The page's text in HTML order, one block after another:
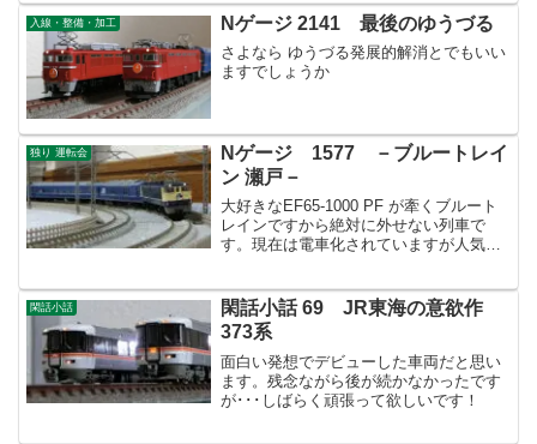
入線・整備・加工 Nゲージ 2141 最後のゆうづる
さよなら ゆうづる発展的解消とでもいい
ますでしょうか
独り 運転会
Nゲージ 1577 －ブルートレイ
ン 瀬戸－
大好きなEF65-1000 PF が牽くブルート
レインですから絶対に外せない列車で
す。現在は電車化されていますが人気の
ですね！
閑話小話
閑話小話 69 JR東海の意欲作
373系
面白い発想でデビューした車両だと思い
ます。残念ながら後が続かなかったです
が･･･しばらく頑張って欲しいです！